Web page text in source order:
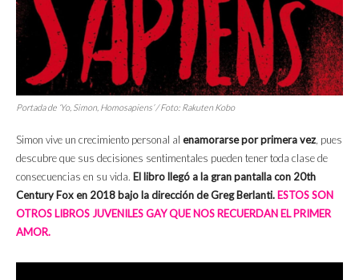
Portada de ‘Yo, Simon, Homosapiens’ / Foto: Rakuten Kobo
Simon vive un crecimiento personal al enamorarse por primera vez, pues
descubre que sus decisiones sentimentales pueden tener toda clase de
consecuencias en su vida. El libro llegó a la gran pantalla con 20th
Century Fox en 2018 bajo la dirección de Greg Berlanti. ESTOS SON
OTROS LIBROS JUVENILES GAY QUE NOS RECUERDAN EL PRIMER
AMOR.